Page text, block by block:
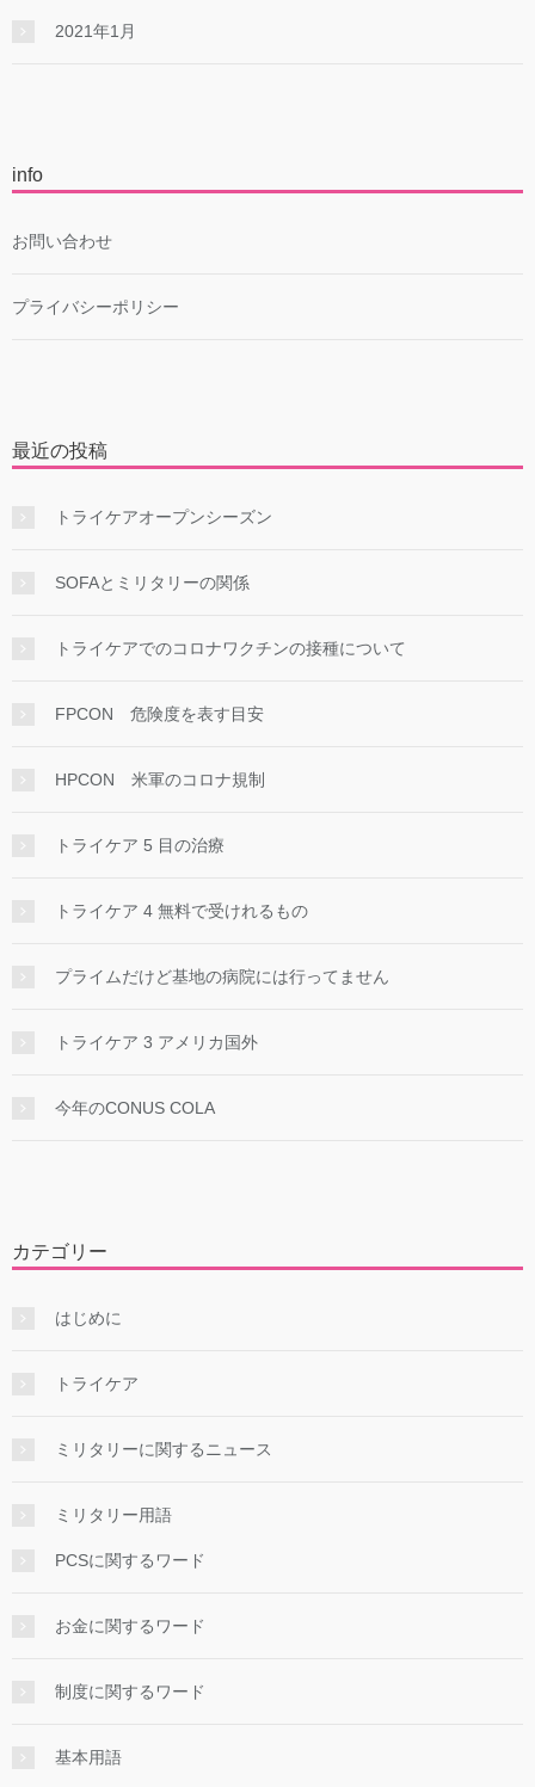
2021年1月
info
お問い合わせ
プライバシーポリシー
最近の投稿
トライケアオープンシーズン
SOFAとミリタリーの関係
トライケアでのコロナワクチンの接種について
FPCON 危険度を表す目安
HPCON 米軍のコロナ規制
トライケア 5 目の治療
トライケア 4 無料で受けれるもの
プライムだけど基地の病院には行ってません
トライケア 3 アメリカ国外
今年のCONUS COLA
カテゴリー
はじめに
トライケア
ミリタリーに関するニュース
ミリタリー用語
PCSに関するワード
お金に関するワード
制度に関するワード
基本用語